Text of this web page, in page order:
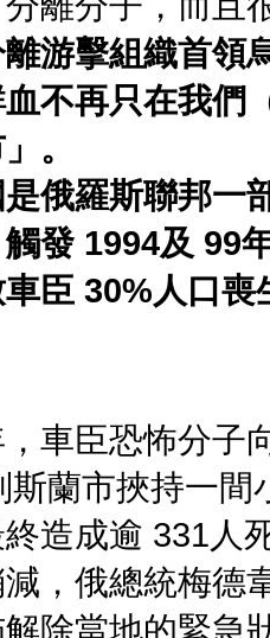
游擊組織首領
不再只在我們
。
俄羅斯聯邦一
發 1994及 99
臣 30%人口
車臣恐怖分子
斯蘭市挾持一
造成逾 331人
，俄總統梅德
除當地的緊急